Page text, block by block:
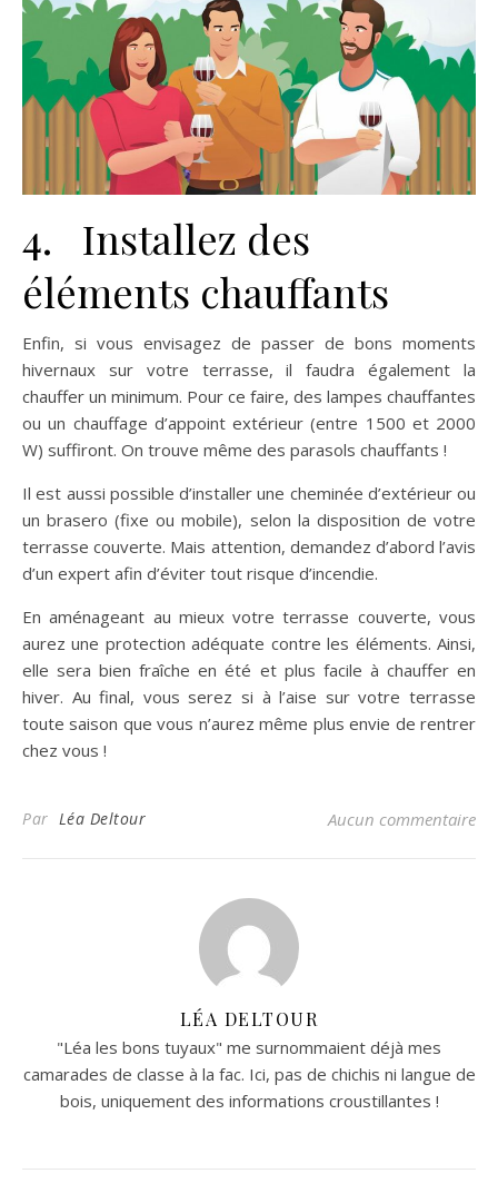
4. Installez des
éléments chauffants
Enfin, si vous envisagez de passer de bons moments
hivernaux sur votre terrasse, il faudra également la
chauffer un minimum. Pour ce faire, des lampes chauffantes
ou un chauffage d’appoint extérieur (entre 1500 et 2000
W) suffiront. On trouve même des parasols chauffants !
Il est aussi possible d’installer une cheminée d’extérieur ou
un brasero (fixe ou mobile), selon la disposition de votre
terrasse couverte. Mais attention, demandez d’abord l’avis
d’un expert afin d’éviter tout risque d’incendie.
En aménageant au mieux votre terrasse couverte, vous
aurez une protection adéquate contre les éléments. Ainsi,
elle sera bien fraîche en été et plus facile à chauffer en
hiver. Au final, vous serez si à l’aise sur votre terrasse
toute saison que vous n’aurez même plus envie de rentrer
chez vous !
Par Léa Deltour Aucun commentaire
LÉA DELTOUR
"Léa les bons tuyaux" me surnommaient déjà mes
camarades de classe à la fac. Ici, pas de chichis ni langue de
bois, uniquement des informations croustillantes !